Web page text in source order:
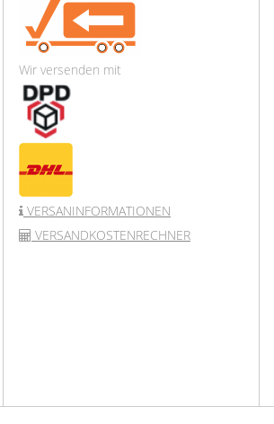
Wir versenden mit
VERSANINFORMATIONEN
VERSANDKOSTENRECHNER